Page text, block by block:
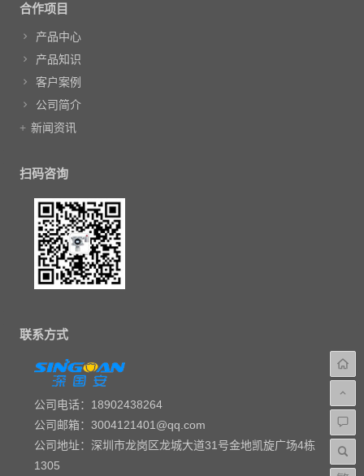
合作项目
产品中心
产品知识
客户案例
公司简介
新闻资讯
扫码咨询
联系方式
公司电话：18902438264
公司邮箱：3004121401@qq.com
公司地址：深圳市龙岗区龙城大道31号金地凯旋广场4栋
1305